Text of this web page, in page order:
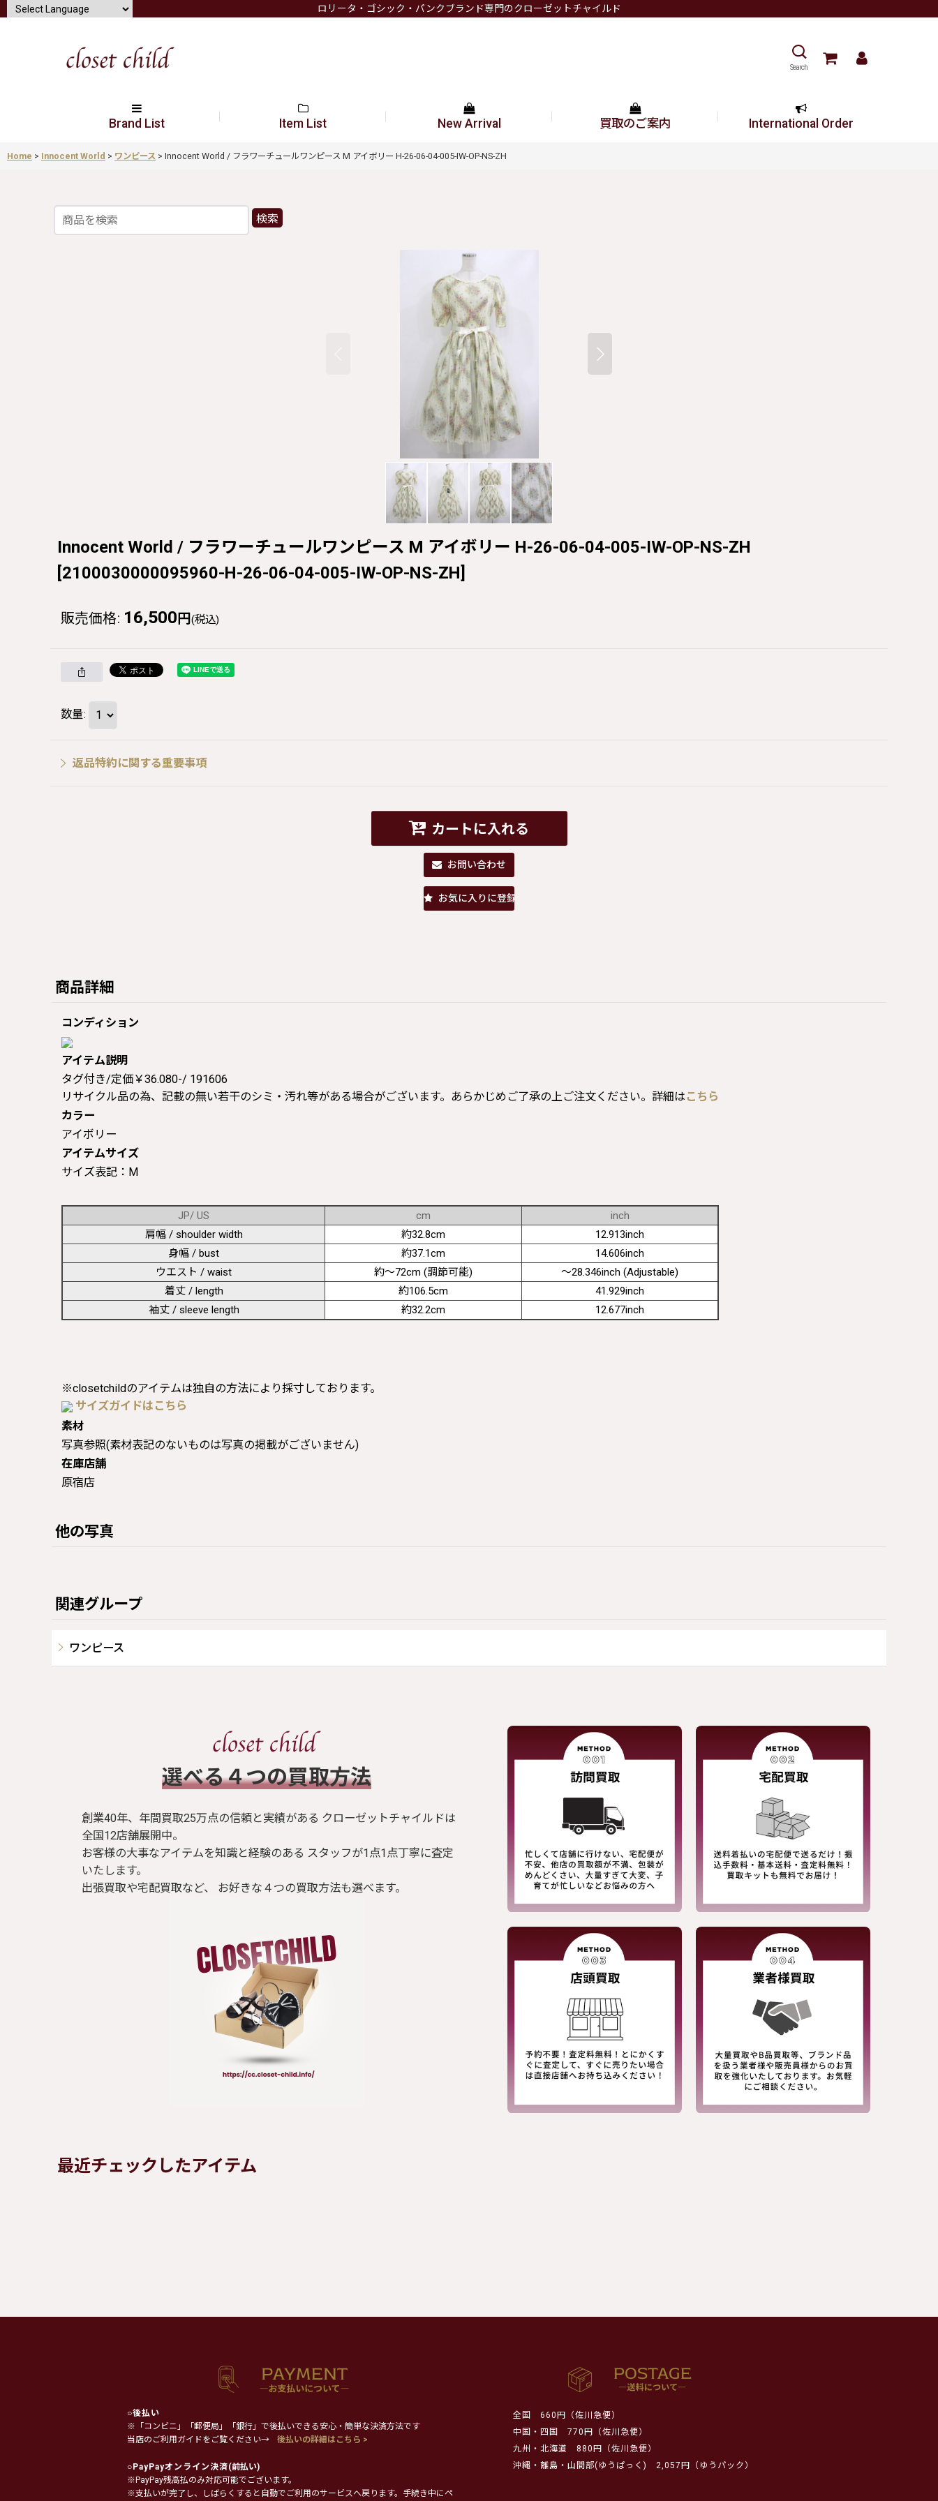
ロリータ・ゴシック・パンクブランド専門のクローゼットチャイルド
Search
Brand List Item List New Arrival 買取のご案内 International Order
Home > Innocent World > ワンピース > Innocent World / フラワーチュールワンピース M アイボリー H-26-06-04-005-IW-OP-NS-ZH
検索
Innocent World / フラワーチュールワンピース M アイボリー H-26-06-04-005-IW-OP-NS-ZH
[2100030000095960-H-26-06-04-005-IW-OP-NS-ZH]
販売価格: 16,500 円 (税込)
数量:
返品特約に関する重要事項
カートに入れる
お問い合わせ
お気に入りに登録
商品詳細
コンディション
アイテム説明
タグ付き/定価￥36.080-/ 191606
リサイクル品の為、記載の無い若干のシミ・汚れ等がある場合がございます。あらかじめご了承の上ご注文ください。詳細は こちら
カラー
アイボリー
アイテムサイズ
サイズ表記：M
JP/ US cm
inch
肩幅 / shoulder width
約32.8cm
12.913inch
身幅 / bust
約37.1cm
14.606inch
ウエスト / waist
約〜72cm (調節可能)
〜28.346inch (Adjustable)
着丈 / length
約106.5cm
41.929inch
袖丈 / sleeve length
約32.2cm 12.677inch
※closetchildのアイテムは独自の方法により採寸しております。
サイズガイドはこちら
素材
写真参照(素材表記のないものは写真の掲載がございません)
在庫店舗
原宿店
他の写真
関連グループ
ワンピース
​選べる４つの買取方法
創業40年、年間買取25万点の信頼と実績がある クローゼットチャイルドは
全国12店舗展開中。
お客様の大事なアイテムを知識と経験のある スタッフが1点1点丁寧に査定
いたします。
出張買取や宅配買取など、 お好きな４つの買取方法も選べます。
最近チェックしたアイテム
○後払い
※「コンビニ」「郵便局」「銀行」で後払いできる安心・簡単な決済方法です
当店のご利用ガイドをご覧ください→
後払いの詳細はこちら >
○PayPayオンライン決済(前払い)
※PayPay残高払のみ対応可能でございます。
※支払いが完了し、しばらくすると自動でご利用のサービスへ戻ります。手続き中にペ
全国
660円（佐川急便）
中国・四国
770円（佐川急便）
九州・北海道
880円（佐川急便）
沖縄・離島・山間部(ゆうぱっく)
2,057円（ゆうパック）